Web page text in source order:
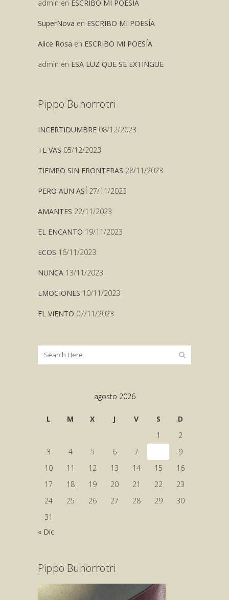
admin en ESCRIBO MI POESÍA
SuperNova en ESCRIBO MI POESÍA
Alice Rosa en ESCRIBO MI POESÍA
admin en ESA LUZ QUE SE EXTINGUE
Pippo Bunorrotri
INCERTIDUMBRE 08/12/2023
TE VAS 05/12/2023
TIEMPO SIN FRONTERAS 28/11/2023
PERO AUN ASÍ 27/11/2023
AMANTES 22/11/2023
EL ENCANTO 19/11/2023
ECOS 16/11/2023
NUNCA 13/11/2023
EMOCIONES 10/11/2023
EL VIENTO 07/11/2023
agosto 2026
L M X J V S
D
1
2
3
4 5 6 7
9
10
11 12 13 14 15
16
17
18 19 20 21 22
23
24
25 26 27 28 29
30
31
« Dic
Pippo Bunorrotri